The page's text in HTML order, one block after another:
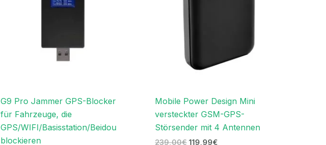
G9 Pro Jammer GPS-Blocker
für Fahrzeuge, die
GPS/WIFI/Basisstation/Beidou
blockieren
Mobile Power Design Mini
versteckter GSM-GPS-
Störsender mit 4 Antennen
239,00€ 119,99€